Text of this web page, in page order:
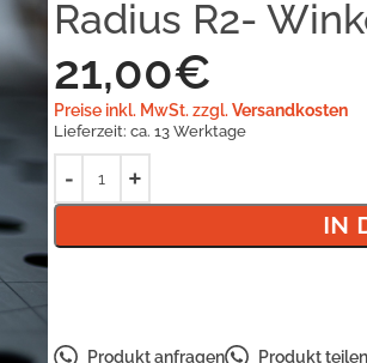
Radius R2-
21,00€
Preise inkl. MwSt. zzgl. Versandkosten
Lieferzeit: ca. 13 Werktage
IN
Produkt anfragen Produkt teilen